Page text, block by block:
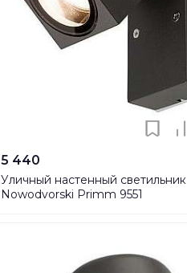
5 440
Уличный настенный светильник
Nowodvorski Primm 9551